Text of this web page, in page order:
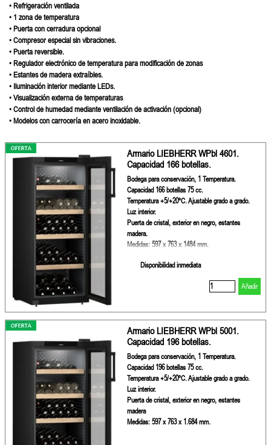
• Refrigeración ventilada
• 1 zona de temperatura
• Puerta con cerradura opcional
• Compresor especial sin vibraciones.
• Puerta reversible.
• Regulador electrónico de temperatura para modificación de zonas
• Estantes de madera extraíbles.
• Iluminación interior mediante LEDs.
• Visualización externa de temperaturas
• Control de humedad mediante ventilación de activación (opcional)
• Modelos con carrocería en acero inoxidable.
Armario LIEBHERR WPbl 4601.
Capacidad 166 botellas.
Bodega para conservación, 1 Temperatura.
Capacidad 166 botellas 75 cc.
Temperatura +5/+20ºC. Ajustable grado a grado.
Luz interior.
Puerta de cristal, exterior en negro, estantes
madera.
Medidas: 597 x 763 x 1484 mm.
Disponibilidad inmediata
Añadir
Armario LIEBHERR WPbl 5001.
Capacidad 196 botellas.
Bodega para conservación, 1 Temperatura.
Capacidad 196 botellas 75 cc.
Temperatura +5/+20ºC. Ajustable grado a grado.
Luz interior.
Puerta de cristal, exterior en negro, estantes
madera
Medidas: 597 x 763 x 1.684 mm.